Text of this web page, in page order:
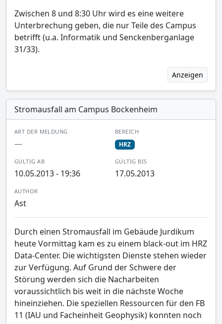
Zwischen 8 und 8:30 Uhr wird es eine weitere
Unterbrechung geben, die nur Teile des Campus
betrifft (u.a. Informatik und Senckenberganlage
31/33).
Anzeigen
Stromausfall am Campus Bockenheim
ART DER MELDUNG
—
BEREICH
HRZ
GÜLTIG AB
10.05.2013 - 19:36
GÜLTIG BIS
17.05.2013
AUTHOR
Ast
Durch einen Stromausfall im Gebäude Jurdikum
heute Vormittag kam es zu einem black-out im HRZ
Data-Center. Die wichtigsten Dienste stehen wieder
zur Verfügung. Auf Grund der Schwere der
Störung werden sich die Nacharbeiten
voraussichtlich bis weit in die nächste Woche
hineinziehen. Die speziellen Ressourcen für den FB
11 (IAU und Facheinheit Geophysik) konnten noch